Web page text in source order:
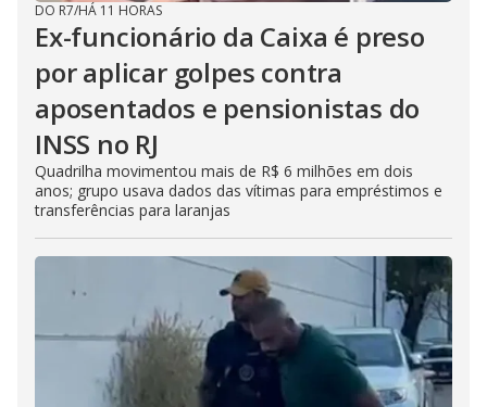
DO R7/HÁ 11 HORAS
Ex-funcionário da Caixa é preso
por aplicar golpes contra
aposentados e pensionistas do
INSS no RJ
Quadrilha movimentou mais de R$ 6 milhões em dois
anos; grupo usava dados das vítimas para empréstimos e
transferências para laranjas